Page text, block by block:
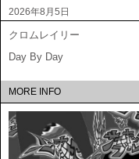
2026年8月5日
クロムレイリー
Day By Day
MORE INFO